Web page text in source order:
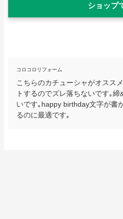
ショップ
コロコロリフォーム
こちらのカチューシャがオスス
トするのでズレ落ちないです｡
いです｡happy birthday文字が書
るのに最適です｡